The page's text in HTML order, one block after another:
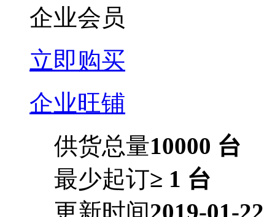
企业会员
立即购买
企业旺铺
供货总量10000 台
最少起订≥ 1 台
更新时间2019-01-22